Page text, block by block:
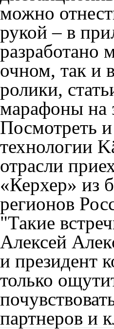
можно
рукой – в
разработано
очном, так и
ролики,
марафоны на
Посмотреть
технологии
отрасли
«Керхер» из
регионов
"Такие
Алексей
и президент
только
партнеров и